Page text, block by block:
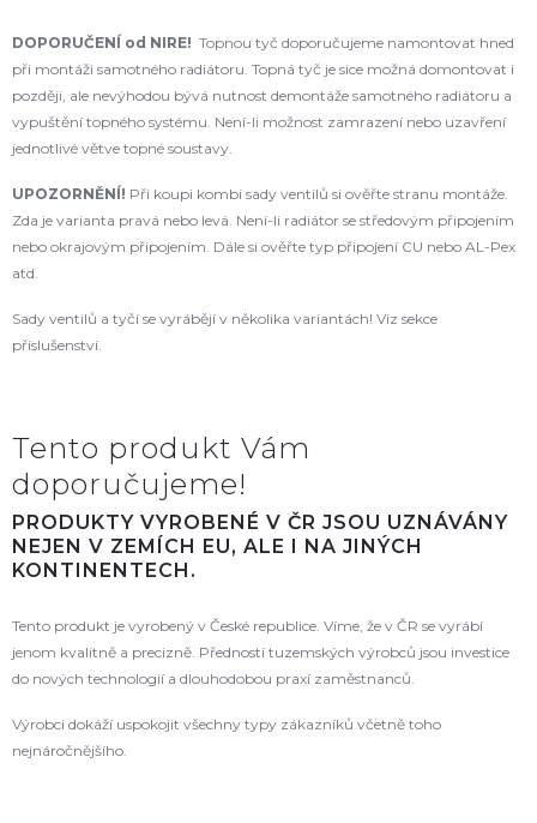
DOPORUČENÍ od NIRE! Topnou tyč doporučujeme namontovat hned
při montáži samotného radiátoru. Topná tyč je sice možná domontovat i
později, ale nevýhodou bývá nutnost demontáže samotného radiátoru a
vypuštění topného systému. Není-li možnost zamrazení nebo uzavření
jednotlivé větve topné soustavy.
UPOZORNĚNÍ! Při koupi kombi sady ventilů si ověřte stranu montáže.
Zda je varianta pravá nebo levá. Není-li radiátor se středovým připojením
nebo okrajovým připojením. Dále si ověřte typ připojení CU nebo AL-Pex
atd.
Sady ventilů a tyčí se vyrábějí v několika variantách! Viz sekce
příslušenství.
Tento produkt Vám
doporučujeme!
PRODUKTY VYROBENÉ V ČR JSOU UZNÁVÁNY
NEJEN V ZEMÍCH EU, ALE I NA JINÝCH
KONTINENTECH.
Tento produkt je vyrobený v České republice. Víme, že v ČR se vyrábí
jenom kvalitně a precizně. Předností tuzemských výrobců jsou investice
do nových technologií a dlouhodobou praxí zaměstnanců.
Výrobci dokáží uspokojit všechny typy zákazníků včetně toho
nejnáročnějšího.